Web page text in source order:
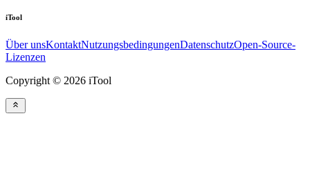
iTool
Über unsKontaktNutzungsbedingungenDatenschutzOpen-Source-
Lizenzen
Copyright © 2026 iTool